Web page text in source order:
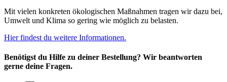
Mit vielen konkreten ökologischen Maßnahmen tragen wir dazu bei,
Umwelt und Klima so gering wie möglich zu belasten.
Hier findest du weitere Informationen.
Benötigst du Hilfe zu deiner Bestellung? Wir beantworten
gerne deine Fragen.